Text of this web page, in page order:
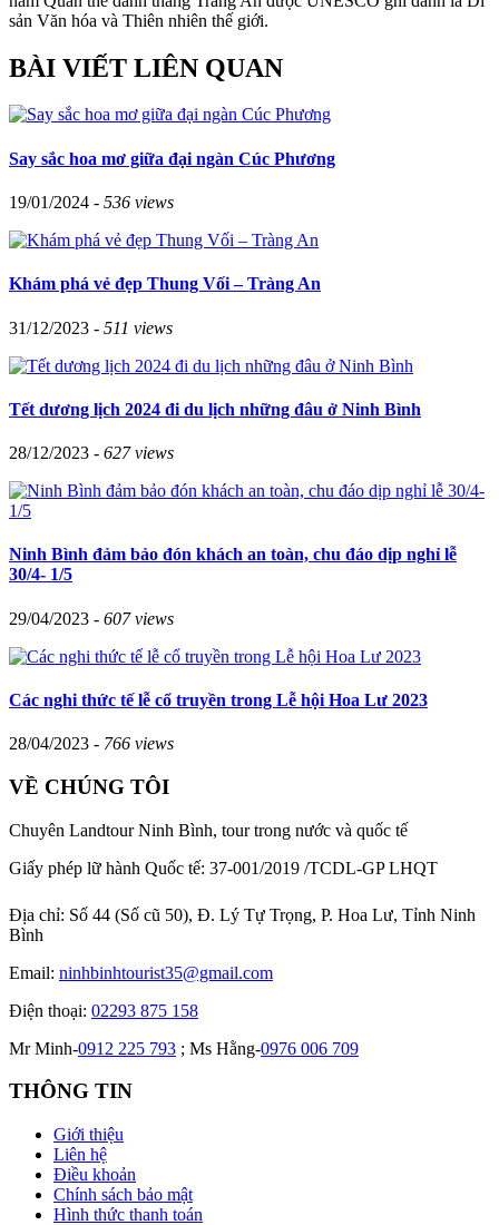
sản Văn hóa và Thiên nhiên thế giới.
BÀI VIẾT LIÊN QUAN
Say sắc hoa mơ giữa đại ngàn Cúc Phương
19/01/2024 - 536 views
Khám phá vẻ đẹp Thung Vối – Tràng An
31/12/2023 - 511 views
Tết dương lịch 2024 đi du lịch những đâu ở Ninh Bình
28/12/2023 - 627 views
Ninh Bình đảm bảo đón khách an toàn, chu đáo dịp nghỉ lễ
30/4- 1/5
29/04/2023 - 607 views
Các nghi thức tế lễ cổ truyền trong Lễ hội Hoa Lư 2023
28/04/2023 - 766 views
VỀ CHÚNG TÔI
Chuyên Landtour Ninh Bình, tour trong nước và quốc tế
Giấy phép lữ hành Quốc tế: 37-001/2019 /TCDL-GP LHQT
Địa chỉ: Số 44 (Số cũ 50), Đ. Lý Tự Trọng, P. Hoa Lư, Tỉnh Ninh
Bình
Email: ninhbinhtourist35@gmail.com
Điện thoại: 02293 875 158
Mr Minh-0912 225 793 ; Ms Hằng-0976 006 709
THÔNG TIN
Giới thiệu
Liên hệ
Điều khoản
Chính sách bảo mật
Hình thức thanh toán